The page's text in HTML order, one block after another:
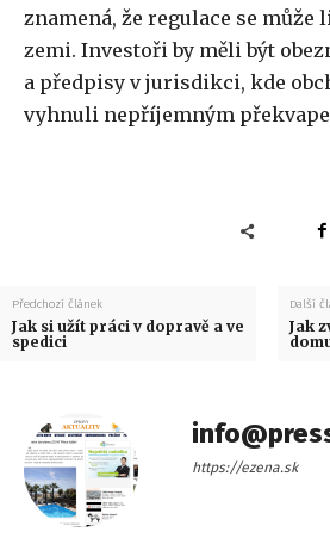
znamená, že regulace se
zemi. Investoři by měli být
a předpisy v jurisdikci, kde
vyhnuli nepříjemným
Předchozí článek
Jak si užít práci v dopravě a ve
spedici
Další
Jak
https://ezena.sk